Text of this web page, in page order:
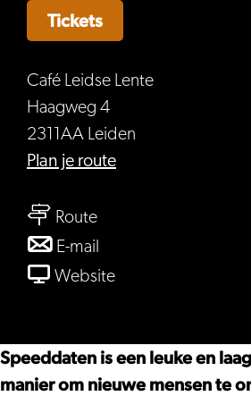
Café Leidse Lente
Haagweg 4
2311AA Leiden
Plan je routenaar
Routenaar
Speeddaten
(35-
E-mail
Speeddaten
jaar)
Websitevan
45
jaar)
Tickets
Speeddaten is een leuke en
manier om nieuwe mensen te